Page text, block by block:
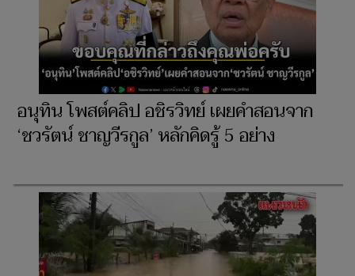
อนุทิน โพสต์คลิป อชิรวิทย์ เผยคำสอนจาก
‘ชวรัตน์ ชาญวีรกูล’ หลักคิดรู้ 5 อย่าง